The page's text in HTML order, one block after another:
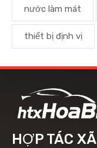
nước làm mát
thiết bị định vị
HỢP TÁC